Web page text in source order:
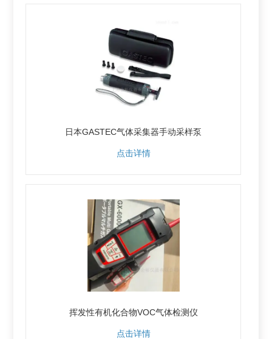
日本GASTEC气体采集器手动采样泵
点击详情
挥发性有机化合物VOC气体检测仪
点击详情